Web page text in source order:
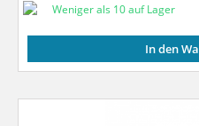
Weniger als 10 auf Lager
In den